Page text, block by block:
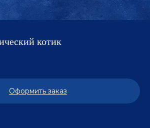
котик
Оформить заказ